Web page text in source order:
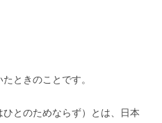
ときのことです。
とのためならず）とは、日本